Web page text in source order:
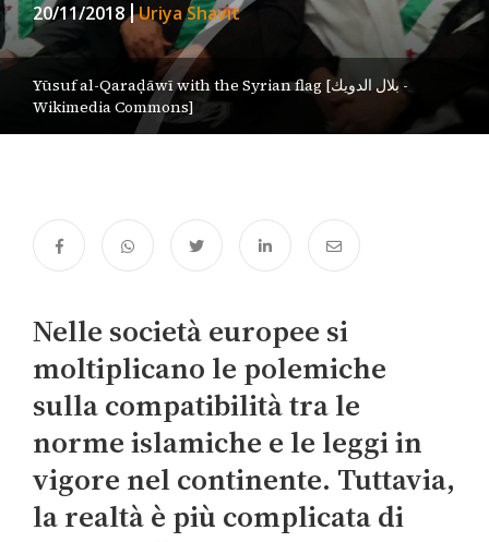
20/11/2018 Uriya Shavit
Yūsuf al-Qaraḍāwī with the Syrian flag [بلال الدويك -
Wikimedia Commons]
Nelle società europee si
moltiplicano le polemiche
sulla compatibilità tra le
norme islamiche e le leggi in
vigore nel continente. Tuttavia,
la realtà è più complicata di